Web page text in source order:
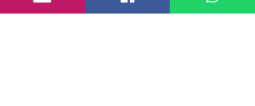
👉🏻 SEM TROCA.